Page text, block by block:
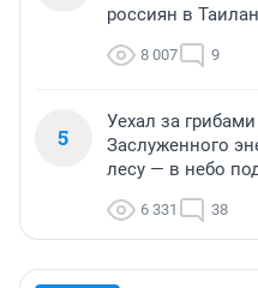
россиян в
8 007 9
5
Уехал за
Заслуженного
лесу — в небо
6 331 38